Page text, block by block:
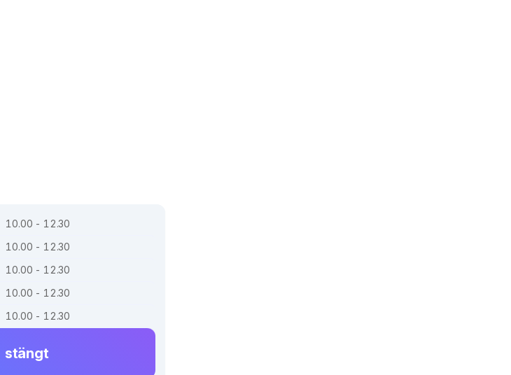
10.00 - 12.30
10.00 - 12.30
10.00 - 12.30
10.00 - 12.30
10.00 - 12.30
stängt